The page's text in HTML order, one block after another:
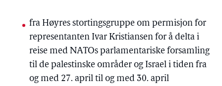
fra Høyres stortingsgruppe om permisjon for
representanten IvarKristiansen for å delta i
reise med NATOs parlamentariske forsamling
til de palestinske områder og Israel i tiden fra
og med 27. april til og med 30. april